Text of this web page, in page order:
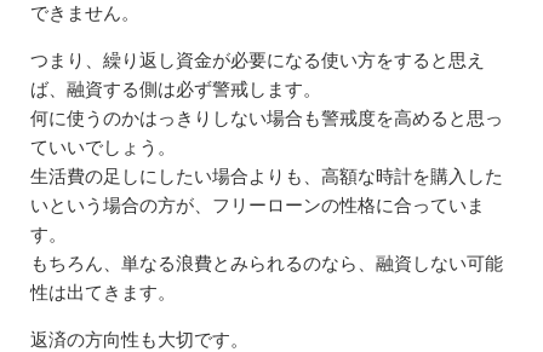
できません。
つまり、繰り返し資金が必要になる使い方をすると思え
ば、融資する側は必ず警戒します。
何に使うのかはっきりしない場合も警戒度を高めると思っ
ていいでしょう。
生活費の足しにしたい場合よりも、高額な時計を購入した
いという場合の方が、フリーローンの性格に合っていま
す。
もちろん、単なる浪費とみられるのなら、融資しない可能
性は出てきます。
返済の方向性も大切です。